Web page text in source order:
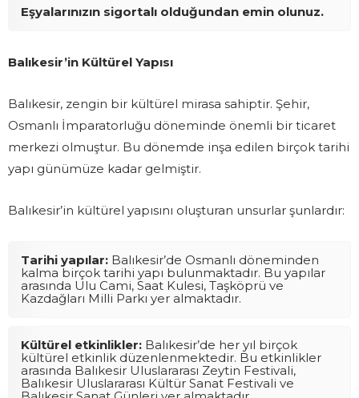
Eşyalarınızın sigortalı olduğundan emin olunuz.
Balıkesir’in Kültürel Yapısı
Balıkesir, zengin bir kültürel mirasa sahiptir. Şehir,
Osmanlı İmparatorluğu döneminde önemli bir ticaret
merkezi olmuştur. Bu dönemde inşa edilen birçok tarihi
yapı günümüze kadar gelmiştir.
Balıkesir’in kültürel yapısını oluşturan unsurlar şunlardır:
Tarihi yapılar: Balıkesir’de Osmanlı döneminden
kalma birçok tarihi yapı bulunmaktadır. Bu yapılar
arasında Ulu Cami, Saat Kulesi, Taşköprü ve
Kazdağları Milli Parkı yer almaktadır.
Kültürel etkinlikler: Balıkesir’de her yıl birçok
kültürel etkinlik düzenlenmektedir. Bu etkinlikler
arasında Balıkesir Uluslararası Zeytin Festivali,
Balıkesir Uluslararası Kültür Sanat Festivali ve